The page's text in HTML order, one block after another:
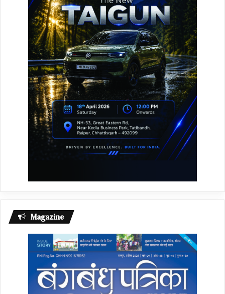
Magazine